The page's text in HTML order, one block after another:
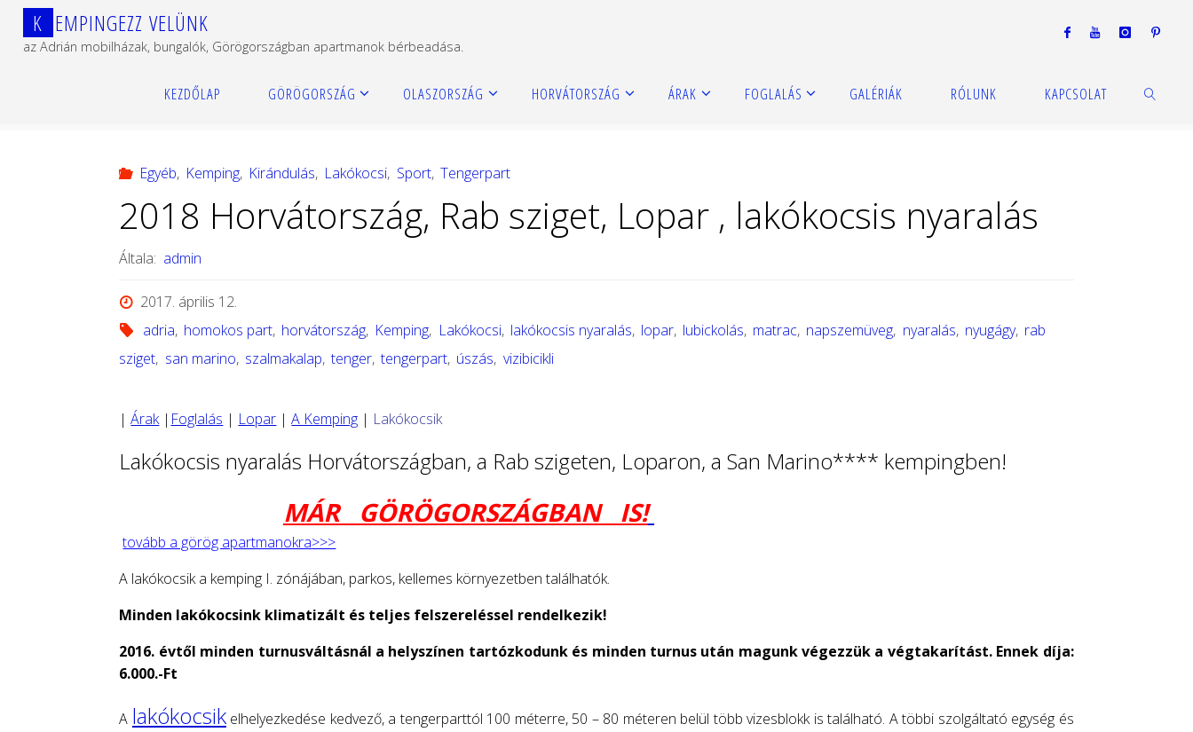
Ugrás
tartalomhoz
K EMPINGEZZ VELÜNK
az Adrián mobilházak, bungalók, Görögországban apartmanok bérbeadása.
KEZDŐLAP GÖRÖGORSZÁG OLASZORSZÁG HORVÁTORSZÁG ÁRAK FOGLALÁS GALÉRIÁK RÓLUNK KAPCSOLAT
2018 Horvátország, Rab sziget, Lopar , lakókocsis nyaralás
Egyéb, Kemping, Kirándulás, Lakókocsi, Sport, Tengerpart
2018 Horvátország, Rab sziget, Lopar , lakókocsis nyaralás
Általa: admin
2017. április 12.
adria, homokos part, horvátország, Kemping, Lakókocsi, lakókocsis nyaralás, lopar, lubickolás, matrac, napszemüveg, nyaralás, nyugágy, rab
sziget, san marino, szalmakalap, tenger, tengerpart, úszás, vizibicikli
|Árak| Foglalás | Lopar |A Kemping | Lakókocsik
Lakókocsis nyaralás Horvátországban, a Rab szigeten, Loparon, a San Marino**** kempingben!
MÁR GÖRÖGORSZÁGBAN IS!
tovább a görög apartmanokra>>>
A lakókocsik a kemping I. zónájában, parkos, kellemes környezetben találhatók.
Minden lakókocsink klimatizált és teljes felszereléssel rendelkezik!
2016. évtől minden turnusváltásnál a helyszínen tartózkodunk és minden turnus után magunk végezzük a végtakarítást. Ennek díja:
6.000.-Ft
A lakókocsikelhelyezkedése kedvező, a tengerparttól 100 méterre, 50 – 80 méteren belül több vizesblokk is található. A többi szolgáltató egység és